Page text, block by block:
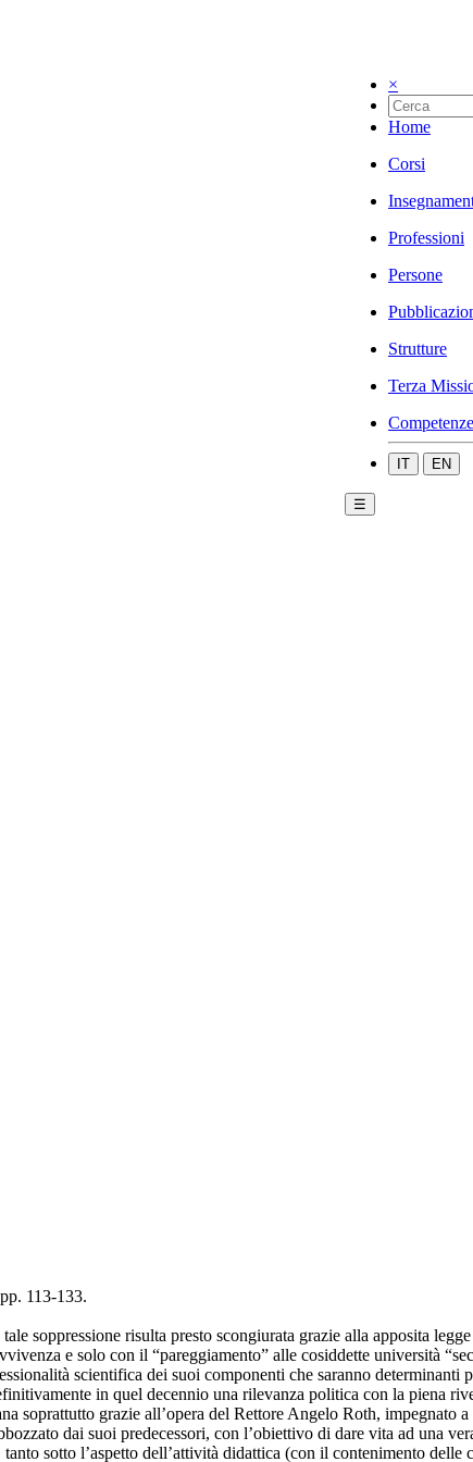
×
Home
Corsi
Professioni
Persone
Strutture
Terza
Competenze
IT EN
☰
113-133.
soppressione risulta presto scongiurata grazie alla apposita
e solo con il “pareggiamento” alle cosiddette università
scientifica dei suoi componenti che saranno
in quel decennio una rilevanza politica con la piena
soprattutto grazie all’opera del Rettore Angelo Roth, impegnato
dai suoi predecessori, con l’obiettivo di dare vita ad una
sotto l’aspetto dell’attività didattica (con il contenimento